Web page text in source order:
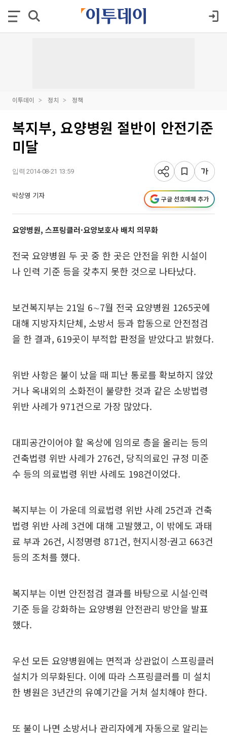
이투데이 정치 정책
복지부, 요양병원 절반이 안전기준
미달
입력 2014-08-21 13:59
박상영 기자 구글 선호매체 추가
요양병원, 스프링클러·요양보호사 배치 의무화
전국 요양병원 두 곳 중 한 곳은 안전을 위한 시설이
나 인력 기준 등을 갖추지 못한 것으로 나타났다.
보건복지부는 21일 6∼7월 전국 요양병원 1265곳에
대해 지방자치단체, 소방서 등과 합동으로 안전점검
을 한 결과, 619곳이 부적합 판정을 받았다고 밝혔다.
위반 사항은 불이 났을 때 피난 통로를 확보하지 않았
거나 옥내외의 소화전이 불량한 것과 같은 소방법령
위반 사례가 971건으로 가장 많았다.
대피공간이어야 할 옥상에 임의로 층을 올리는 등의
건축법령 위반 사례가 276건, 당직의료인 규정 미준
수 등의 의료법령 위반 사례도 198건이었다.
복지부는 이 가운데 의료법령 위반 사례 25건과 건축
법령 위반 사례 3건에 대해 고발했고, 이 밖에도 과태
료 부과 26건, 시정명령 871건, 현지시정·권고 663건
등의 조처를 했다.
복지부는 이번 안전점검 결과를 바탕으로 시설·인력
기준 등을 강화하는 요양병원 안전관리 방안을 발표
했다.
우선 모든 요양병원에는 면적과 상관없이 스프링클러
설치가 의무화된다. 이에 따라 스프링클러를 미 설치
한 병원은 3년간의 유예기간을 거쳐 설치해야 한다.
또 불이 나면 소방서나 관리자에게 자동으로 알리는